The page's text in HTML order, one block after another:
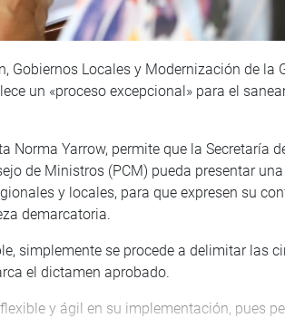
Gobiernos Locales y Modernización de la
un «proceso excepcional» para el
Yarrow, permite que la Secretaría
de Ministros (PCM) pueda presentar
y locales, para que expresen su
demarcatoria.
simplemente se procede a delimitar las
el dictamen aprobado.
y ágil en su implementación, pues